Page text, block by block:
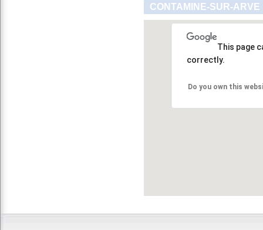
CONTAMINE-SUR-
This page
correctly.
Do you own this